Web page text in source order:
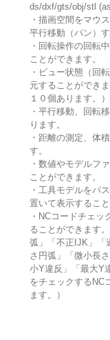
ds/dxf/gts/obj/stl
・描画空間をマウ
平行移動（パン）
・回転操作の回転
ことができます。
・ビュー状態（回
元することができ
１０個あります。）
・平行移動、回転
ります。
・距離の測定、体
す。
・数値やモデルフ
ことができます。
・工具モデルをパ
置いて表示すること
・NCコードチェ
ることができます
弧」「不正IJK」「
さ円弧」「微小長
小Y違反」「最大Y
をチェックするNC
ます。）